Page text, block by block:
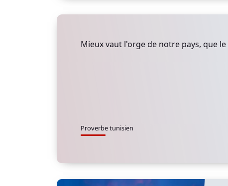
Mieux vaut l'orge de notre pays, que
Proverbe tunisien